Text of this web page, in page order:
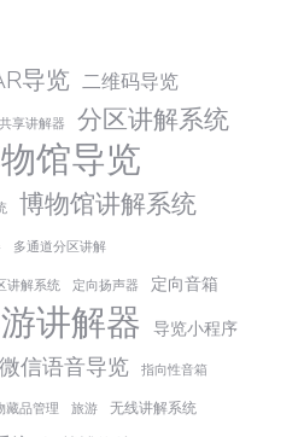
导览 二维码导览
共享讲解器 分区讲解系统
馆导览
博物馆讲解系统
多通道分区讲解
讲解系统 定向扬声器 定向音箱
讲解器 导览小程序
微信语音导览 指向性音箱
藏品管理 旅游 无线讲解系统